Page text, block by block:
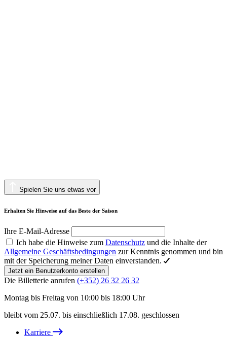
Spielen Sie uns etwas vor
Erhalten Sie Hinweise auf das Beste der Saison
Ihre E-Mail-Adresse
Ich habe die Hinweise zum Datenschutz und die Inhalte der
Allgemeine Geschäftsbedingungen zur Kenntnis genommen und bin
mit der Speicherung meiner Daten einverstanden.
Jetzt ein Benutzerkonto erstellen
Die Billetterie anrufen (+352) 26 32 26 32
Montag bis Freitag von 10:00 bis 18:00 Uhr
bleibt vom 25.07. bis einschließlich 17.08. geschlossen
Karriere